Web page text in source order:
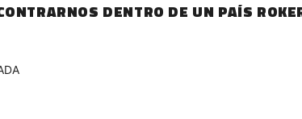
DENTRO DE UN PAÍS